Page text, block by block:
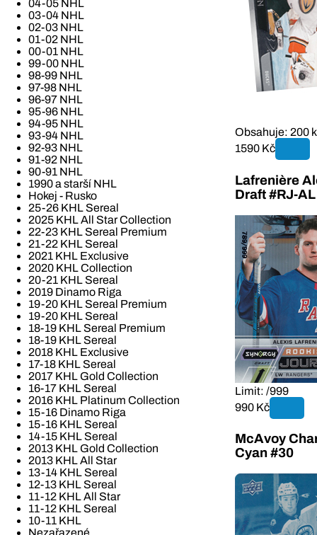
04-05 NHL
03-04 NHL
02-03 NHL
01-02 NHL
00-01 NHL
99-00 NHL
98-99 NHL
97-98 NHL
96-97 NHL
95-96 NHL
94-95 NHL
93-94 NHL
92-93 NHL
91-92 NHL
90-91 NHL
1990 a starší NHL
Hokej - Rusko
25-26 KHL Sereal
2025 KHL All Star Collection
22-23 KHL Sereal Premium
21-22 KHL Sereal
2021 KHL Exclusive
2020 KHL Collection
20-21 KHL Sereal
2019 Dinamo Riga
19-20 KHL Sereal Premium
19-20 KHL Sereal
18-19 KHL Sereal Premium
18-19 KHL Sereal
2018 KHL Exclusive
17-18 KHL Sereal
2017 KHL Gold Collection
16-17 KHL Sereal
2016 KHL Platinum Collection
15-16 Dinamo Riga
15-16 KHL Sereal
14-15 KHL Sereal
2013 KHL Gold Collection
2013 KHL All Star
13-14 KHL Sereal
12-13 KHL Sereal
11-12 KHL All Star
11-12 KHL Sereal
10-11 KHL
Nezařazené
Obsahuje: 200
1590 Kč
Lafrenière
Draft #RJ-AL
Limit: /999
990 Kč
McAvoy
Cyan #30